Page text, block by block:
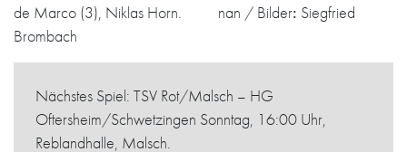
de Marco (3), Niklas Horn. nan / Bilder: Siegfried
Brombach
Nächstes Spiel: TSV Rot/Malsch – HG
Oftersheim/Schwetzingen Sonntag, 16:00 Uhr,
Reblandhalle, Malsch.